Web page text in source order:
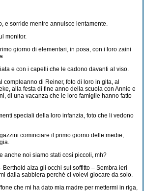
e sorride mentre annuisce lentamente.
monitor.
giorno di elementari, in posa, con i loro zaini
e con i capelli che le cadono davanti al viso.
compleanno di Reiner, foto di loro in gita, al
alla festa di fine anno della scuola con Annie e
di una vacanza che le loro famiglie hanno fatto
speciali della loro infanzia, foto che li vedono
cominciare il primo giorno delle medie,
anche noi siamo stati così piccoli, mh?
alza gli occhi sul soffitto – Sembra ieri
dalla sabbiera perché ci volevi giocare da solo.
che mi ha dato mia madre per mettermi in riga,